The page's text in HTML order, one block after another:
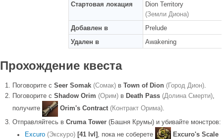
Стартовая локация
Dion Territory
(Земли Диона)
Добавлен в
Prelude
Удален в
Awakening
Прохождение квеста
Поговорите с Seer Somak (Сомак) в Town of Dion (Город Дион).
Поговорите с Shadow Orim (Орим) в Death Pass (Долина Смерти),
получите
Orim's Contract (Контракт Орима).
Отправляйтесь в Cruma Tower (Башня Крумы) и убивайте монстров:
Excuro (Экскуро) [41 lvl] , пока не соберете
Excuro's Scale